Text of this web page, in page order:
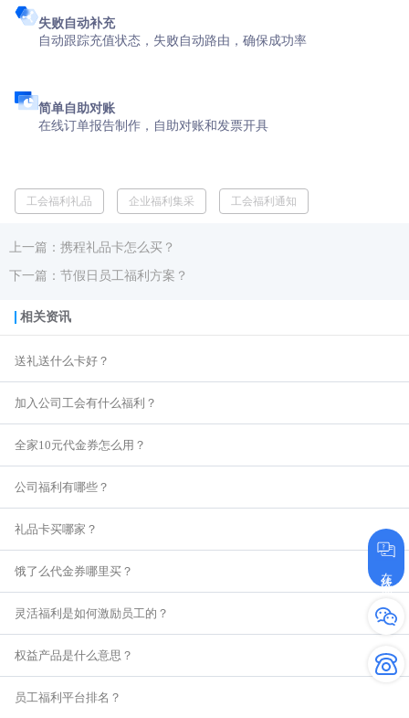
失败自动补充
自动跟踪充值状态，失败自动路由，确保成功率
简单自助对账
在线订单报告制作，自助对账和发票开具
工会福利礼品 企业福利集采 工会福利通知
上一篇：携程礼品卡怎么买？
下一篇：节假日员工福利方案？
相关资讯
送礼送什么卡好？
加入公司工会有什么福利？
全家10元代金券怎么用？
公司福利有哪些？
礼品卡买哪家？
饿了么代金券哪里买？
灵活福利是如何激励员工的？
权益产品是什么意思？
员工福利平台排名？
在线咨询